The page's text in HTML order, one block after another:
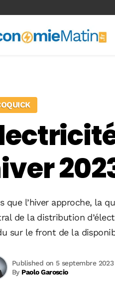
que l’hiver approche, la
de la distribution
sur le front de la
By Paolo Garoscio
Published on 5 septembre 2023